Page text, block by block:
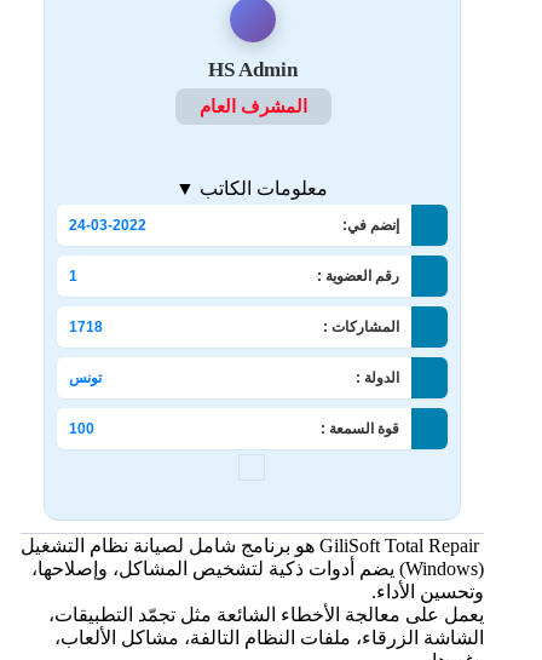
HS Admin
المشرف العام
معلومات الكاتب ▼
إنضم في: 24-03-2022
رقم العضوية : 1
المشاركات : 1718
الدولة : تونس
قوة السمعة : 100
GiliSoft Total Repair هو برنامج شامل لصيانة نظام التشغيل
(Windows) يضم أدوات ذكية لتشخيص المشاكل، وإصلاحها،
وتحسين الأداء.
يعمل على معالجة الأخطاء الشائعة مثل تجمّد التطبيقات،
الشاشة الزرقاء، ملفات النظام التالفة، مشاكل الألعاب،